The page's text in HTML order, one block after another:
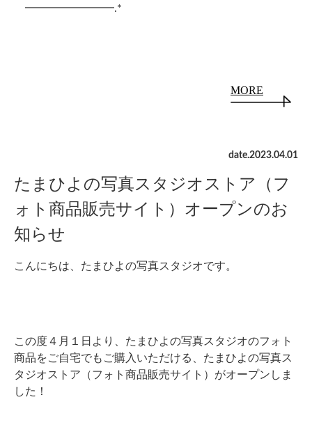
━━━━━━━━.*
MORE
date.2023.04.01
たまひよの写真スタジオストア（フ
ォト商品販売サイト）オープンのお
知らせ
こんにちは、たまひよの写真スタジオです。
この度４月１日より、たまひよの写真スタジオのフォト
商品をご自宅でもご購入いただける、たまひよの写真ス
タジオストア（フォト商品販売サイト）がオープンしま
した！